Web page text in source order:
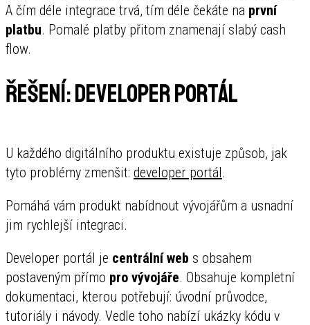
A čím déle integrace trvá, tím déle čekáte na první
platbu. Pomalé platby přitom znamenají slabý cash
flow.
Řešení: developer portál
U každého digitálního produktu existuje způsob, jak
tyto problémy zmenšit: developer portál.
Pomáhá vám produkt nabídnout vývojářům a usnadní
jim rychlejší integraci.
Developer portál je centrální web s obsahem
postaveným přímo pro vývojáře. Obsahuje kompletní
dokumentaci, kterou potřebují: úvodní průvodce,
tutoriály i návody. Vedle toho nabízí ukázky kódu v